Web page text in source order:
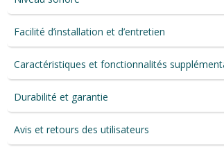
Facilité d’installation et d’entretien
Caractéristiques et fonctionnalités
Durabilité et garantie
Avis et retours des utilisateurs